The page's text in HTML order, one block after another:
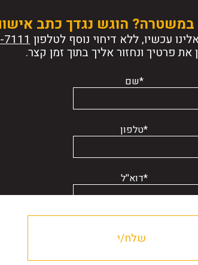
במשטרה? הוגש נגדך כתב
עכשיו, ללא דיחוי נוסף לטלפון⁦052-330-7111⁩
פרטיך ונחזור אליך בתוך זמן קצר.
*שם
*טלפון
*דוא''ל